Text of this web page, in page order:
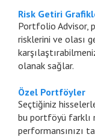
Risk Getiri
Portfolio Advisor,
risklerini ve olası
olanak sağlar.
Özel Portföyler
Seçtiğiniz
bu portföyü farklı
performansınızı